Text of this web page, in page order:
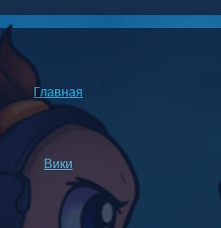
Главная
Вики